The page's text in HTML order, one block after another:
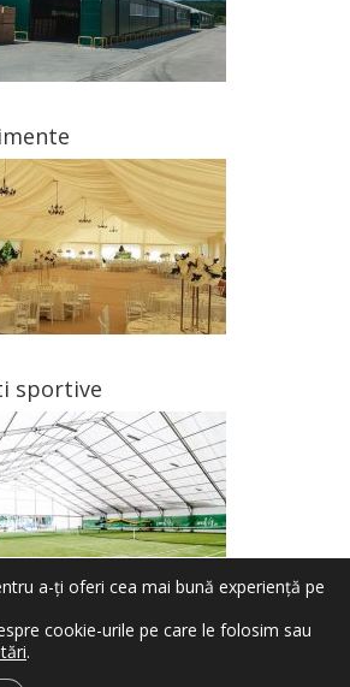
sportive
a-ți oferi cea mai bună experiență pe
cookie-urile pe care le folosim sau
.